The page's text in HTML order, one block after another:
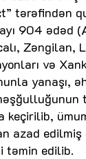
tərəfindən
904 ədəd
Zəngilan,
və
yanaşı,
keçirilib,
azad
təmin edilib.